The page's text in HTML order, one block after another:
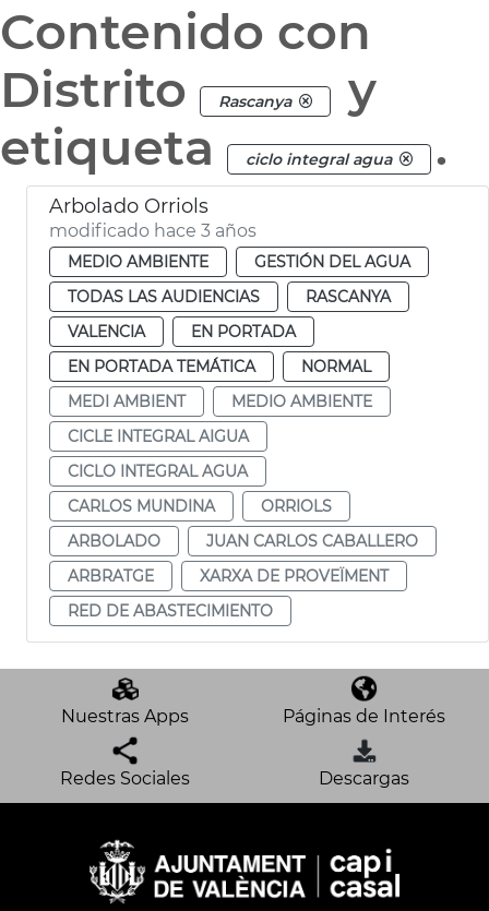
Contenido con
Distrito
Rascanya
y
etiqueta
ciclo integral agua .
Arbolado Orriols
modificado hace 3 años
MEDIO AMBIENTE
GESTIÓN DEL AGUA
TODAS LAS AUDIENCIAS
RASCANYA
VALENCIA
EN PORTADA
EN PORTADA TEMÁTICA
NORMAL
MEDI AMBIENT
MEDIO AMBIENTE
CICLE INTEGRAL AIGUA
CICLO INTEGRAL AGUA
CARLOS MUNDINA
ORRIOLS
ARBOLADO
JUAN CARLOS CABALLERO
ARBRATGE
XARXA DE PROVEÏMENT
RED DE ABASTECIMIENTO
Nuestras Apps Páginas de Interés
Redes Sociales Descargas